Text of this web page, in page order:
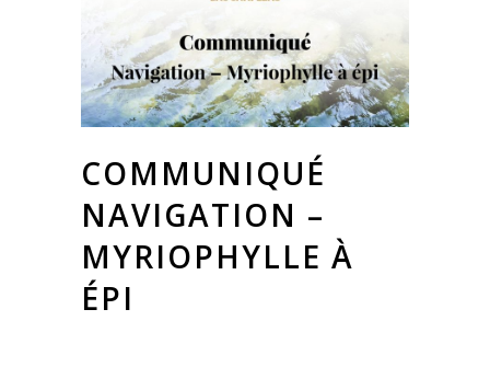
COMMUNIQUÉ
NAVIGATION –
MYRIOPHYLLE À
ÉPI